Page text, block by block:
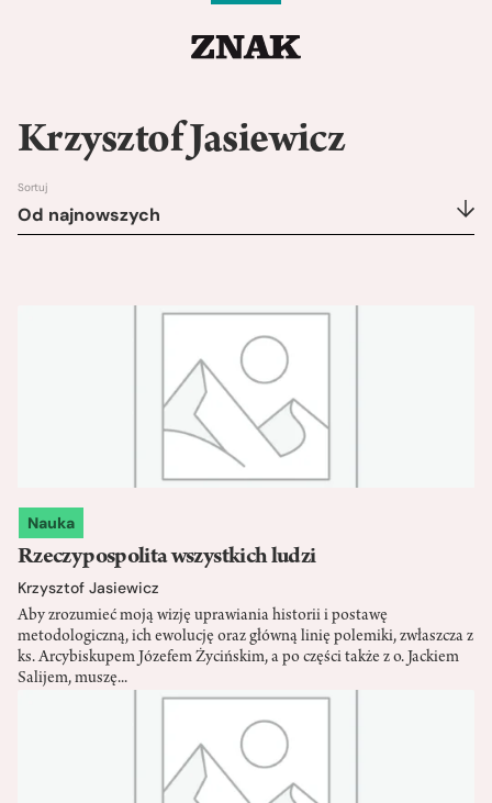
Krzysztof Jasiewicz
Sortuj
Od najnowszych
Nauka
Rzeczypospolita wszystkich ludzi
Krzysztof Jasiewicz
Aby zrozumieć moją wizję uprawiania historii i postawę
metodologiczną, ich ewolucję oraz główną linię polemiki, zwłaszcza z
ks. Arcybiskupem Józefem Życińskim, a po części także z o. Jackiem
Salijem, muszę...